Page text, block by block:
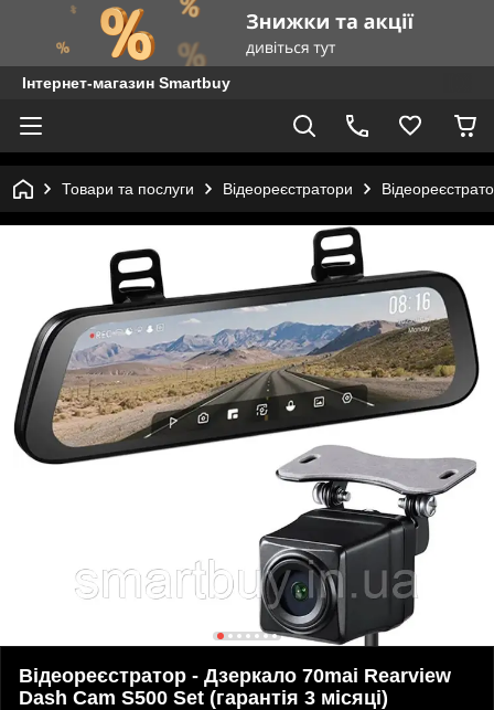
Інтернет-магазин Smartbuy
Товари та послуги Відеореєстратори
Відеореєстратор - Дзеркало 70mai Rearview
Dash Cam S500 Set (гарантія 3 місяці)